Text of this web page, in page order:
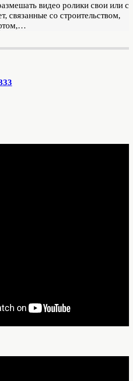
видео ролики свои или с
связанные со строительством,
,…